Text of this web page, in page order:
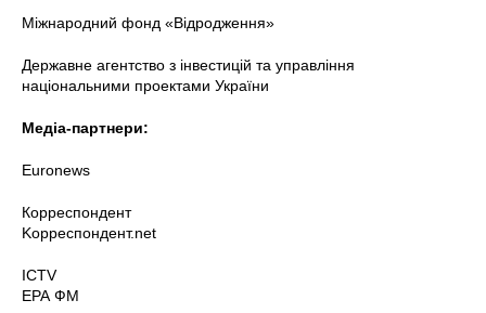
Міжнародний фонд «Відродження»
Державне агентство з інвестицій та управління
національними проектами України
Медіа-партнери:
Euronews
Корреспондент
Kорреспондент.net
ICTV
ЕРА ФМ